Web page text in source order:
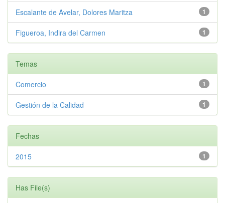
1
Escalante de Avelar, Dolores Maritza
1
Figueroa, Indira del Carmen
Temas
1
Comercio
1
Gestión de la Calidad
Fechas
1
2015
Has File(s)